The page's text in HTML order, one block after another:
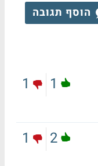
הוסף תגובה
1
1
2
1